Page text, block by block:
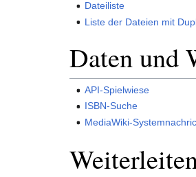
Dateiliste
Liste der Dateien mit
Daten und
API-Spielwiese
ISBN-Suche
MediaWiki-